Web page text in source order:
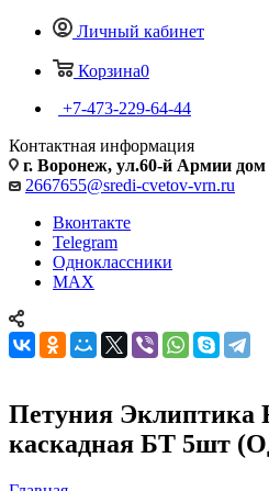
Личный кабинет
Корзина0
+7-473-229-64-44
Контактная информация
г. Воронеж, ул.60-й Армии дом
2667655@sredi-cvetov-vrn.ru
Вконтакте
Telegram
Одноклассники
MAX
Петуния Эклиптика
каскадная БТ 5шт